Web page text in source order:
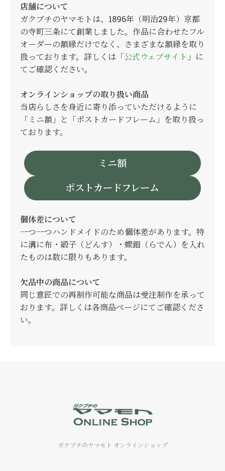
店舗について
ガクブチのヤマモトは、1896年（明治29年）京都
の寺町三条にて創業しました。作品に合わせたフル
オーダーの額縁だけでなく、さまざまな額縁を取り
扱っております。詳しくは「公式ウェブサイト 」に
てご確認ください。
オンラインショップの取り扱い商品
当店らしさを身近に寄り添っていただけるように
「ミニ額」と「ポストカードフレーム」を取り扱っ
ております。
ミニ額
ポストカードフレーム
個体差について
一つ一つハンドメイドのため個体差があります。特
に溝に布・緞子（どんす）・螺鈿（らでん）を入れ
たものは数に限りもあります。
欠品中の商品について
同じ意匠での再制作可能な商品は受注制作を承って
おります。詳しくは各商品ページにてご確認くださ
い。
ガクブチのヤマモト オンラインショップ